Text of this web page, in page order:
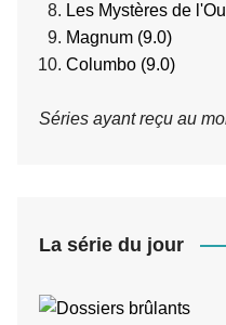
Les Mystères de
Magnum (9.0)
Columbo (9.0)
Séries ayant reçu au
La série du jour